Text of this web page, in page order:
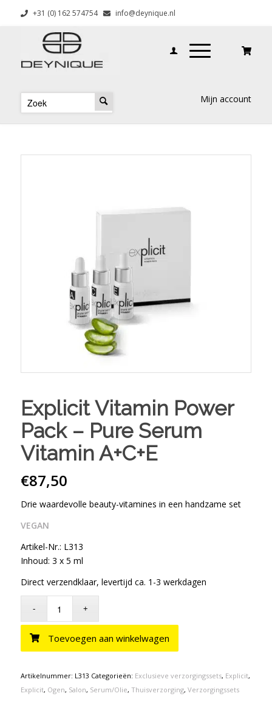
+31 (0) 162 574754 info@deynique.nl
Mijn account
Explicit Vitamin Power
Pack – Pure Serum
Vitamin A+C+E
€87,50
Drie waardevolle beauty-vitamines in een handzame set
VEGAN
Artikel-Nr.: L313
Inhoud: 3 x 5 ml
Direct verzendklaar, levertijd ca. 1-3 werkdagen
Toevoegen aan winkelwagen
Artikelnummer: L313 Categorieën: Exclusieve verzorgingssets, Explicit,
Explicit, Ogen, Salon, Serum/Olie, Thuisverzorging, Verzorgingssets